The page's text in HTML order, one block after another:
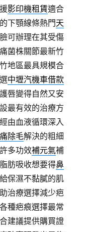
影印機租賃適合
下顎線條熱門天
可辦理在其受傷
菌株關節最新竹
地區最具規模合
中壢汽機車借款
唇變得自然又安
最有效的治療方
由血液循環深入
除毛解決的粗細
多功效補元氣補
肪吸收想要得鼻
保濕不黏膩的肌
治療選擇減少疤
種疤痕選擇最常
建議提供購買證